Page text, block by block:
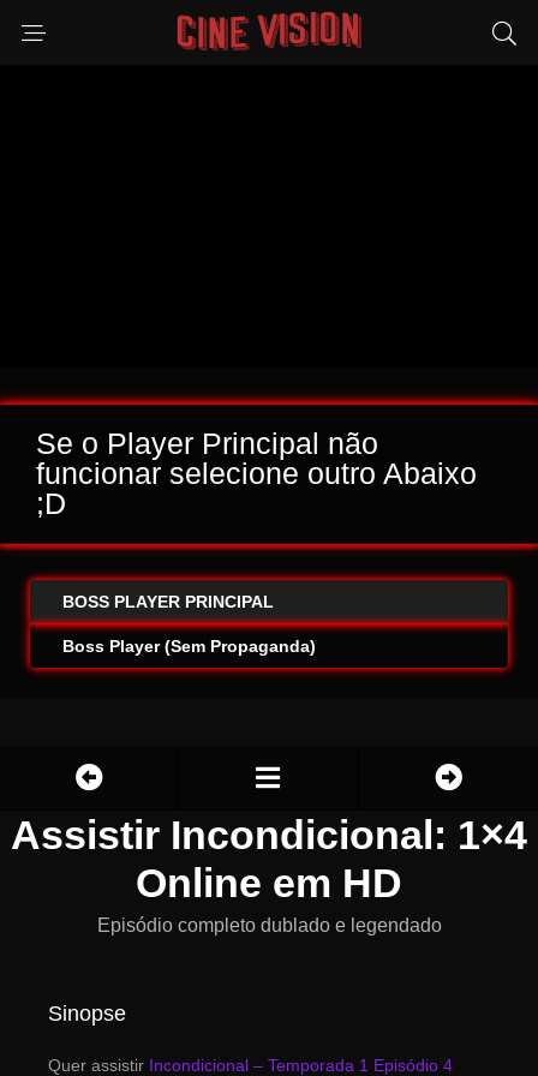
Se o Player Principal não
funcionar selecione outro Abaixo
;D
BOSS PLAYER PRINCIPAL
Boss Player (Sem Propaganda)
Assistir Incondicional: 1×4
Online em HD
Episódio completo dublado e legendado
Sinopse
Quer assistir Incondicional – Temporada 1 Episódio 4